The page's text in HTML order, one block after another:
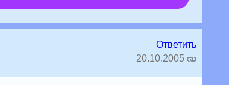
Ответить
20.10.2005